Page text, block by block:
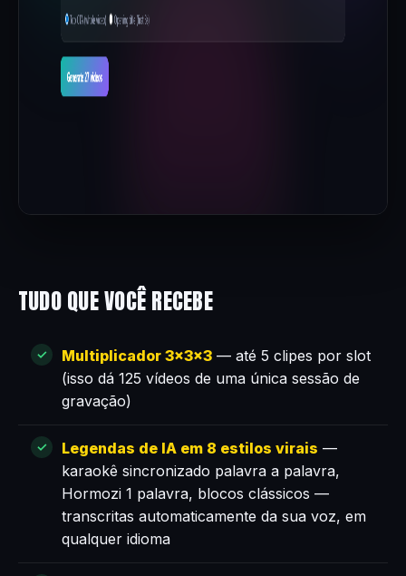
TUDO QUE VOCÊ RECEBE
Multiplicador 3×3×3 — até 5 clipes por slot
(isso dá 125 vídeos de uma única sessão de
gravação)
Legendas de IA em 8 estilos virais —
karaokê sincronizado palavra a palavra,
Hormozi 1 palavra, blocos clássicos —
transcritas automaticamente da sua voz, em
qualquer idioma